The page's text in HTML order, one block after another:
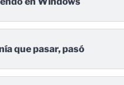
que pasar, pasó